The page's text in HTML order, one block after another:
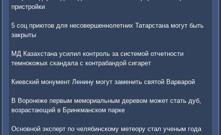
пристройки
5 соц приютов для несовершеннолетних Татарстана могут быть
закрыты
МД Казахстана усилил контроль за системой отчетности
темнокожых скандала с контрабандой сигарет
Киевский монумент Ленину могут заменить святой Варварой
В Воронеже первым мемориальным деревом может стать дуб,
возрастающий в Бринкманском парке
Основной эксперт по челябинскому метеору стал ученым года